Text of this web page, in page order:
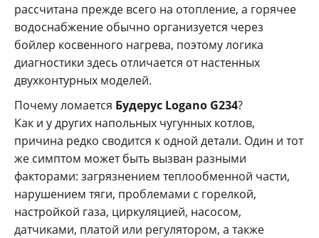
рассчитана прежде всего на отопление, а горячее
водоснабжение обычно организуется через
бойлер косвенного нагрева, поэтому логика
диагностики здесь отличается от настенных
двухконтурных моделей.
Почему ломается Будерус Logano G234?
Как и у других напольных чугунных котлов,
причина редко сводится к одной детали. Один и тот
же симптом может быть вызван разными
факторами: загрязнением теплообменной части,
нарушением тяги, проблемами с горелкой,
настройкой газа, циркуляцией, насосом,
датчиками, платой или регулятором, а также